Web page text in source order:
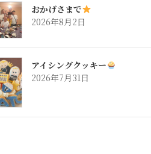
おかげさまで
2026年8月2日
アイシングクッキー
2026年7月31日